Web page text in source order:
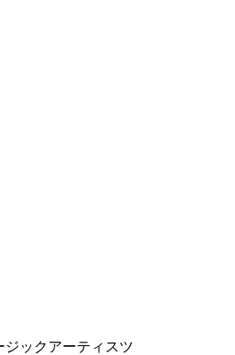
ックアーティスツ